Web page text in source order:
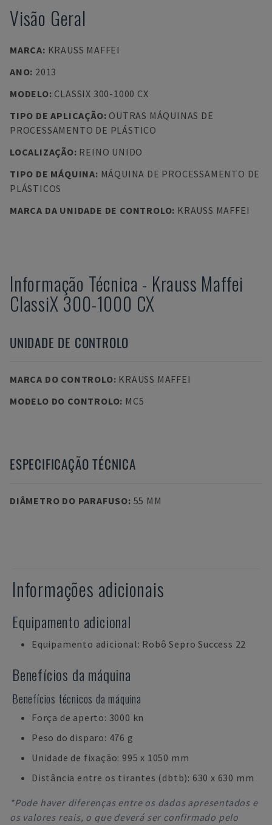
Visão Geral
MARCA: KRAUSS MAFFEI
ANO: 2013
MODELO: CLASSIX 300-1000 CX
TIPO DE APLICAÇÃO: OUTRAS MÁQUINAS DE
PROCESSAMENTO DE PLÁSTICO
LOCALIZAÇÃO: REINO UNIDO
TIPO DE MÁQUINA: MÁQUINA DE PROCESSAMENTO DE
PLÁSTICOS
MARCA DA UNIDADE DE CONTROLO: KRAUSS MAFFEI
Informação Técnica - Krauss Maffei
ClassiX 300-1000 CX
UNIDADE DE CONTROLO
MARCA DO CONTROLO: KRAUSS MAFFEI
MODELO DO CONTROLO: MC5
ESPECIFICAÇÃO TÉCNICA
DIÂMETRO DO PARAFUSO: 55 MM
Informações adicionais
Equipamento adicional
Equipamento adicional: Robô Sepro Success 22
Benefícios da máquina
Benefícios técnicos da máquina
Força de aperto: 3000 kn
Peso do disparo: 476 g
Unidade de fixação: 995 x 1050 mm
Distância entre os tirantes (dbtb): 630 x 630 mm
*Pode haver diferenças entre os dados apresentados e
os valores reais, o que deverá ser confirmado pelo